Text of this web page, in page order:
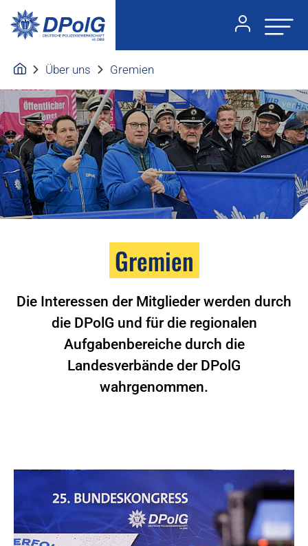
Über uns Gremien
Gremien
Die Interessen der Mitglieder werden durch
die DPolG und für die regionalen
Aufgabenbereiche durch die
Landesverbände der DPolG
wahrgenommen.